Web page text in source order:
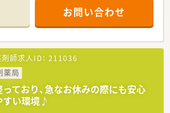
薬局です♪
度の実績もあり、女性の働きやすい環境が整
などを開催しており、スキルアップできる環
均残業時間は7時間/月と、家庭と両立がし
お問い合わせ
師求人ID： 211036
薬局
っており、急なお休みの際にも安心
すい環境♪